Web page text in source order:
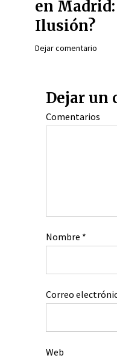
en Madrid:
Ilusión?
Dejar comentario
Dejar un
Comentarios
Nombre *
Correo
Web